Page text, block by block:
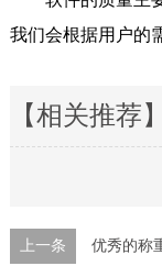
我们会根据用户的
【相关推荐】
上一条 优秀的称